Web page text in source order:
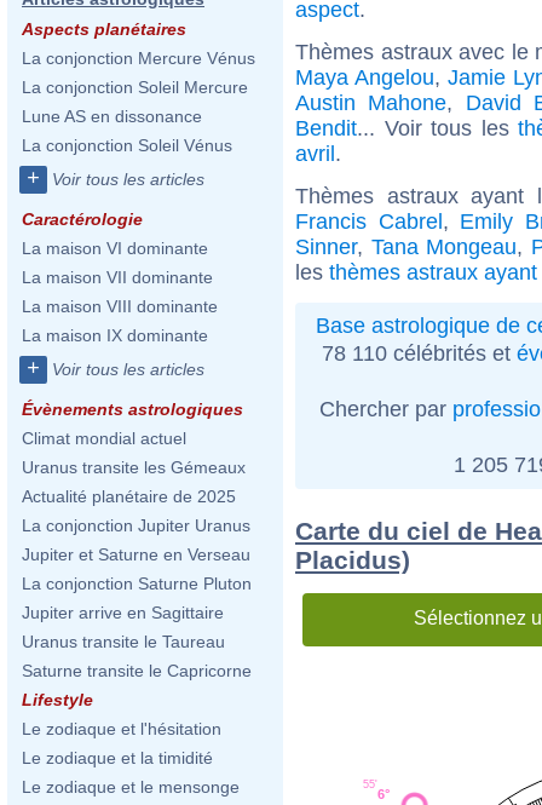
Aspects planétaires
La conjonction Mercure Vénus
La conjonction Soleil Mercure
Lune AS en dissonance
La conjonction Soleil Vénus
+ Voir tous les articles
Caractérologie
La maison VI dominante
La maison VII dominante
La maison VIII dominante
La maison IX dominante
+ Voir tous les articles
Évènements astrologiques
Climat mondial actuel
Uranus transite les Gémeaux
Actualité planétaire de 2025
La conjonction Jupiter Uranus
Jupiter et Saturne en Verseau
La conjonction Saturne Pluton
Jupiter arrive en Sagittaire
Uranus transite le Taureau
Saturne transite le Capricorne
Lifestyle
Le zodiaque et l'hésitation
Le zodiaque et la timidité
Le zodiaque et le mensonge
aspect.
Thèmes astraux avec le
Maya Angelou, Jamie
Austin Mahone, David
Bendit... Voir tous les
avril.
Thèmes astraux
Francis Cabrel, Emily
Sinner, Tana Mongeau,
les thèmes astraux
Base astrologique de
78 110 célébrités et
Chercher par
1 205
Carte du ciel de
Placidus)
Sélectionnez
6°
55'